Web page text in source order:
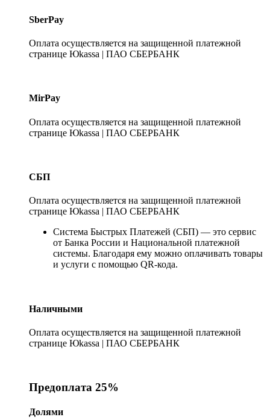
SberPay
Оплата осуществляется на защищенной платежной
странице Юkassa | ПАО СБЕРБАНК
MirPay
Оплата осуществляется на защищенной платежной
странице Юkassa | ПАО СБЕРБАНК
СБП
Оплата осуществляется на защищенной платежной
странице Юkassa | ПАО СБЕРБАНК
Система Быстрых Платежей (СБП) — это сервис
от Банка России и Национальной платежной
системы. Благодаря ему можно оплачивать товары
и услуги с помощью QR-кода.
Наличными
Оплата осуществляется на защищенной платежной
странице Юkassa | ПАО СБЕРБАНК
Предоплата 25%
Долями